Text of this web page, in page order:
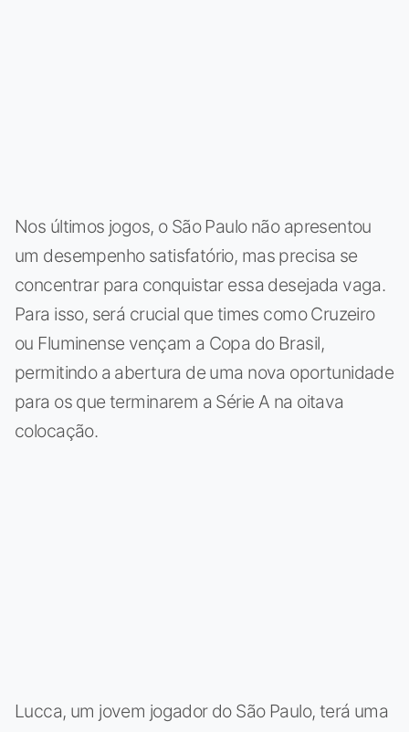
Nos últimos jogos, o São Paulo não apresentou
um desempenho satisfatório, mas precisa se
concentrar para conquistar essa desejada vaga.
Para isso, será crucial que times como Cruzeiro
ou Fluminense vençam a Copa do Brasil,
permitindo a abertura de uma nova oportunidade
para os que terminarem a Série A na oitava
colocação.
Lucca, um jovem jogador do São Paulo, terá uma